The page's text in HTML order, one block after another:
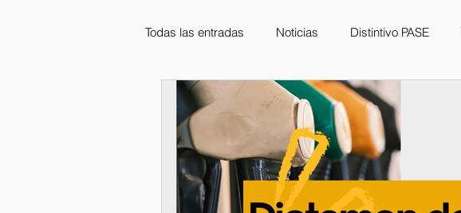
Todas las entradas Noticias Distintivo PASE
Capacitaciones STPS